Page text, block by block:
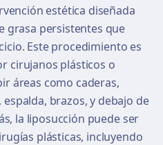
estética diseñada
grasa persistentes que
Este procedimiento es
cirujanos plásticos o
áreas como caderas,
brazos, y debajo de
la liposucción puede ser
plásticas, incluyendo